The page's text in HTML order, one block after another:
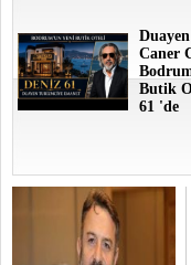
Caner
Butik
61 'de